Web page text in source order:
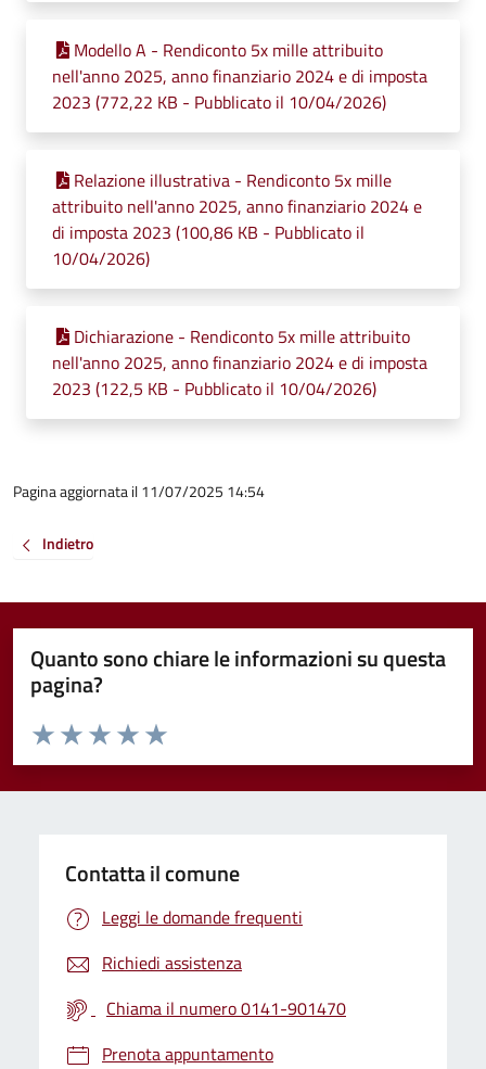
Modello A - Rendiconto 5x mille attribuito
nell'anno 2025, anno finanziario 2024 e di imposta
2023 (772,22 KB - Pubblicato il 10/04/2026)
Relazione illustrativa - Rendiconto 5x mille
attribuito nell'anno 2025, anno finanziario 2024 e
di imposta 2023 (100,86 KB - Pubblicato il
10/04/2026)
Dichiarazione - Rendiconto 5x mille attribuito
nell'anno 2025, anno finanziario 2024 e di imposta
2023 (122,5 KB - Pubblicato il 10/04/2026)
Pagina aggiornata il 11/07/2025 14:54
Indietro
Quanto sono chiare le informazioni su questa
pagina?
Valuta da 1 a 5 stelle la pagina
Valuta 5 stelle su 5
Valuta 4 stelle su 5
Valuta 3 stelle su 5
Valuta 2 stelle su 5
Valuta 1 stelle su 5
Contatta il comune
Leggi le domande frequenti
Richiedi assistenza
Chiama il numero 0141-901470
Prenota appuntamento